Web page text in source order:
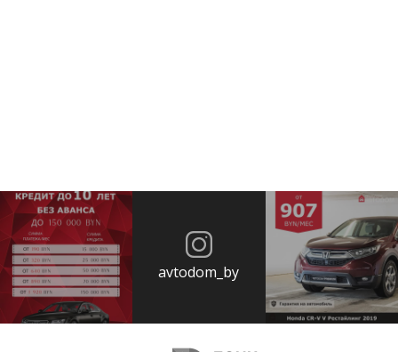
avtodom_by